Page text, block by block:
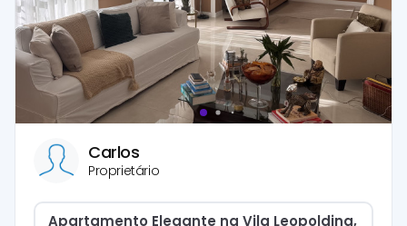
Carlos
Proprietário
Apartamento Elegante na Vila Leopoldina,